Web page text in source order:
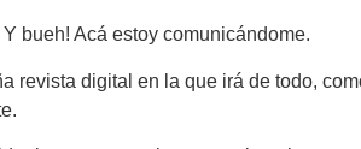
Y bueh! Acá estoy comunicándome.
revista digital en la que irá de todo,